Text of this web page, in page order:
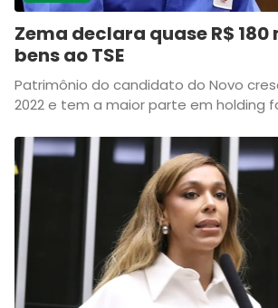
Zema declara quase R$ 180
bens ao TSE
Patrimônio do candidato do Novo
2022 e tem a maior parte em holding